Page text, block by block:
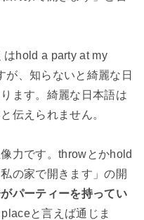
hold a party at my
が、知らないと綺麗な日
ます。綺麗な日本語は
伝えられません。
力です。throwとかhold
の家で開きます」の開
がパーティーを持ってい
と言えば通じま